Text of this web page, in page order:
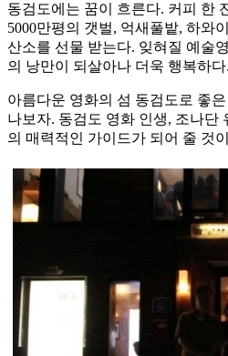
동검도에는 꿈이 흐른다. 커피 한
5000만평의 갯벌, 억새풀밭, 하와
산소를 선물 받는다. 잊혀질 예술
의 낭만이 되살아나 더욱 행복하다.
아름다운 영화의 섬 동검도로 좋
나보자. 동검도 영화 인생, 조나단
의 매력적인 가이드가 되어 줄 것